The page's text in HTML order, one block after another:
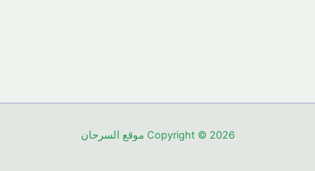
Copyright © 2026 موقع السرحان